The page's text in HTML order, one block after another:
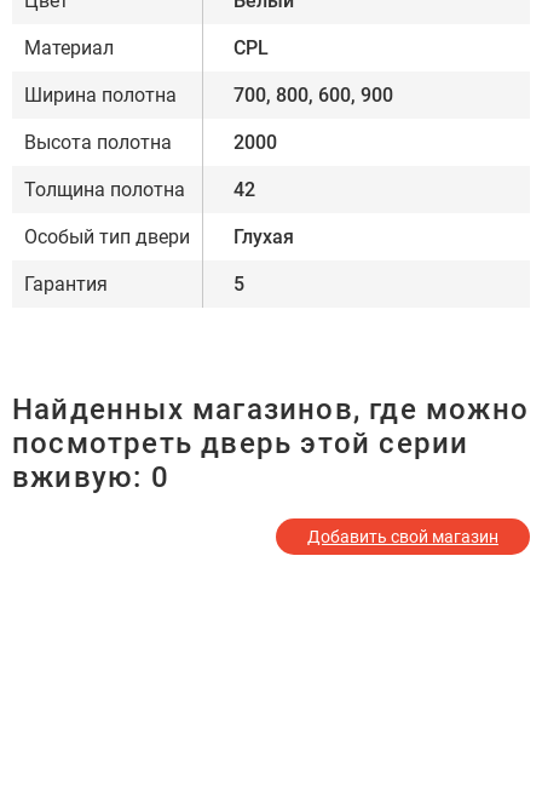
Материал CPL
Ширина полотна 700, 800, 600, 900
Высота полотна 2000
Толщина полотна 42
Особый тип двери Глухая
Гарантия 5
Найденных магазинов, где можно
посмотреть дверь этой серии
вживую: 0
Добавить свой магазин